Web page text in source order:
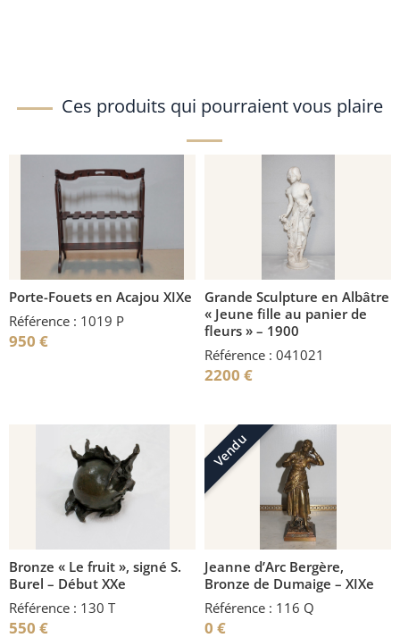
Ces produits qui pourraient vous plaire
Porte-Fouets en Acajou XIXe
Référence : 1019 P
950 €
Grande Sculpture en Albâtre
« Jeune fille au panier de
fleurs » – 1900
Référence : 041021
2200 €
Bronze « Le fruit », signé S.
Burel – Début XXe
Référence : 130 T
550 €
Vendu
Jeanne d’Arc Bergère,
Bronze de Dumaige – XIXe
Référence : 116 Q
0 €